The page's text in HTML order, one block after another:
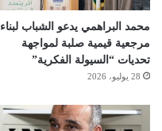
محمد البراهمي يدعو الشباب لبناء
مرجعية قيمية صلبة لمواجهة
تحديات “السيولة الفكرية”
28 يوليو، 2026